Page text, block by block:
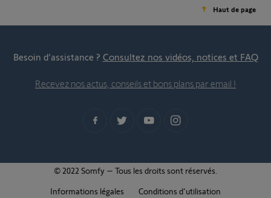
Haut de page
Besoin d’assistance ? Consultez nos vidéos, notices et FAQ
Recevez nos actus, conseils et bons plans par email !
© 2022 Somfy – Tous les droits sont réservés.
Informations légales
Conditions d'utilisation